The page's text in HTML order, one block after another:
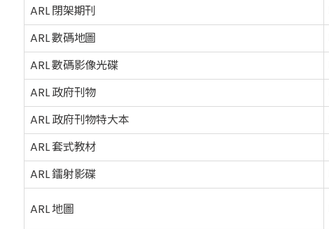
ARL 閉架期刊
ARL 數碼地圖
ARL 數碼影像光碟
ARL 政府刊物
ARL 政府刊物特大本
ARL 套式教材
ARL 鐳射影碟
ARL 地圖